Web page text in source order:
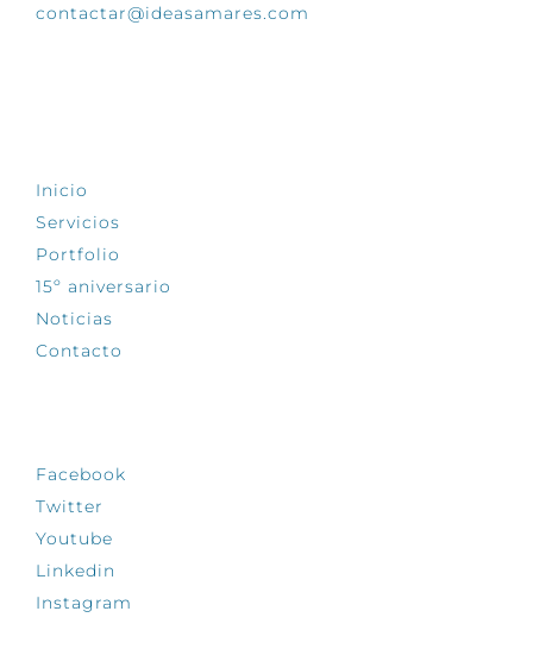
contactar@ideasamares.com
Inicio
Servicios
Portfolio
15º aniversario
Noticias
Contacto
Facebook
Twitter
Youtube
Linkedin
Instagram